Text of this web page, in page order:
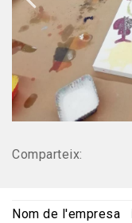
Comparteix:
Nom de l'empresa